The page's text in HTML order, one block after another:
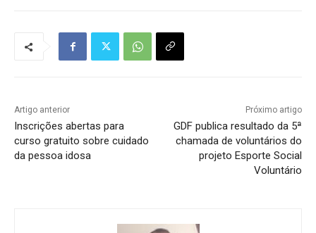
Artigo anterior
Inscrições abertas para
curso gratuito sobre cuidado
da pessoa idosa
Próximo artigo
GDF publica resultado da 5ª
chamada de voluntários do
projeto Esporte Social
Voluntário